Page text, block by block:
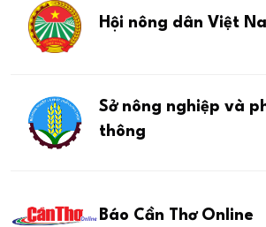
Hội nông dân Việt
Sở nông nghiệp và
thông
Báo Cần Thơ Online